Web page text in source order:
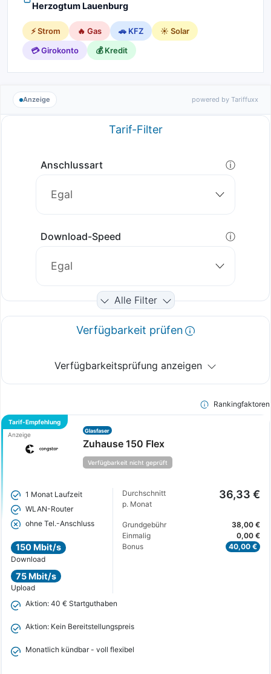
Herzogtum Lauenburg
⚡ Strom 🔥 Gas 🚗 KFZ
☀️ Solar
💳 Girokonto
💰 Kredit
Anzeige powered by Tariffuxx